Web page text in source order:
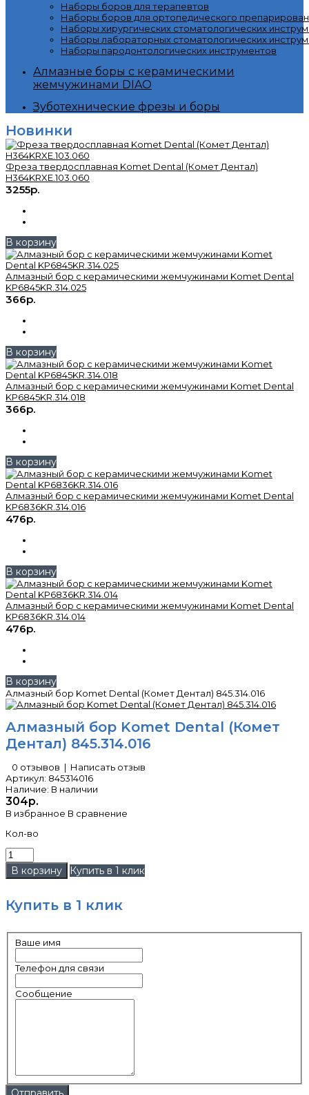
Наборы боров для терапевтов
Наборы боров для ортопедического
Наборы хирургических стоматологических
Наборы лабораторных стоматологических
Наборы пародонтологических инструментов
Алмазные боры с керамическими
жемчужинами DIAO
Зуботехнические фрезы и боры
Новинки
Фреза твердосплавная Komet Dental (Комет Дентал)
H364KRXE.103.060
3255р.
В корзину
Алмазный бор с керамическими жемчужинами Komet Dental
KP6845KR.314.025
366р.
В корзину
Алмазный бор с керамическими жемчужинами Komet Dental
KP6845KR.314.018
366р.
В корзину
Алмазный бор с керамическими жемчужинами Komet Dental
KP6836KR.314.016
476р.
В корзину
Алмазный бор с керамическими жемчужинами Komet Dental
KP6836KR.314.014
476р.
В корзину
Алмазный бор Komet Dental (Комет Дентал) 845.314.016
Алмазный бор Komet Dental (Комет
Дентал) 845.314.016
0 отзывов | Написать отзыв
Артикул: 845314016
Наличие: В наличии
304р.
В избранное В сравнение
Кол-во
Купить в 1 клик
Купить в 1 клик
Ваше имя
Телефон для связи
Сообщение